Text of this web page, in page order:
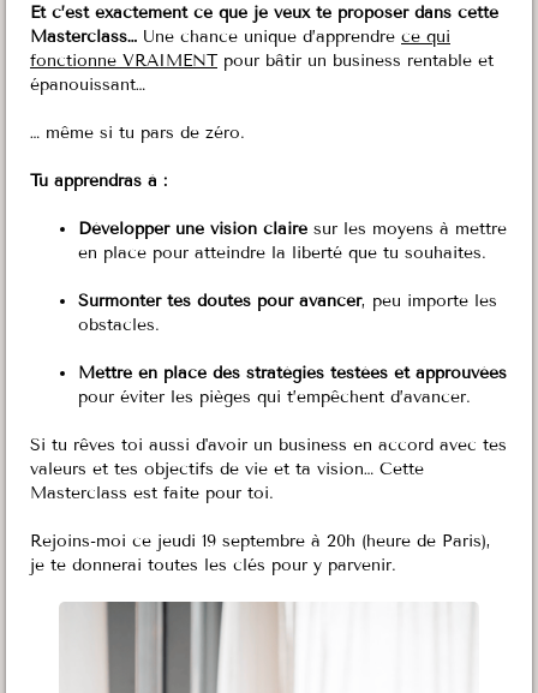
Et c’est exactement ce que je veux te proposer dans cette
Masterclass… Une chance unique d’apprendre ce qui
fonctionne VRAIMENT pour bâtir un business rentable et
épanouissant…
… même si tu pars de zéro.
Tu apprendras à :
Développer une vision claire sur les moyens à mettre
en place pour atteindre la liberté que tu souhaites.
Surmonter tes doutes pour avancer, peu importe les
obstacles.
Mettre en place des stratégies testées et approuvées
pour éviter les pièges qui t’empêchent d’avancer.
Si tu rêves toi aussi d'avoir un business en accord avec tes
valeurs et tes objectifs de vie et ta vision… Cette
Masterclass est faite pour toi.
Rejoins-moi ce jeudi 19 septembre à 20h (heure de Paris),
je te donnerai toutes les clés pour y parvenir.